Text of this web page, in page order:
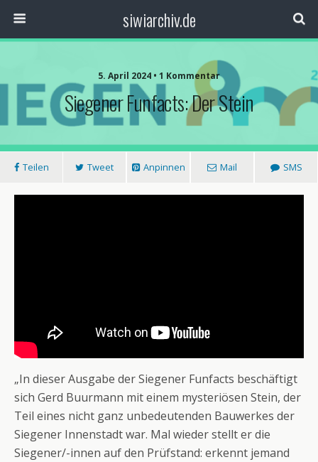
siwiarchiv.de
5. April 2024 • 1 Kommentar
Siegener Funfacts: Der Stein
Teilen Tweet Anpinnen Mail SMS
„In dieser Ausgabe der Siegener Funfacts beschäftigt
sich Gerd Buurmann mit einem mysteriösen Stein, der
Teil eines nicht ganz unbedeutenden Bauwerkes der
Siegener Innenstadt war. Mal wieder stellt er die
Siegener/-innen auf den Prüfstand: erkennt jemand